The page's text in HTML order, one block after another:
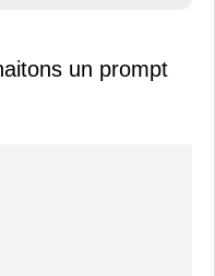
un prompt